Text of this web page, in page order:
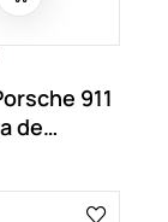
911
de